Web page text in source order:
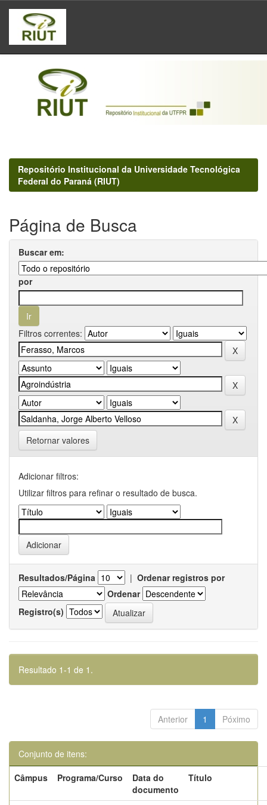
Skip
navigation
Repositório Institucional da Universidade Tecnológica
Federal do Paraná (RIUT)
Página de Busca
Buscar em:
por
Filtros correntes:
Retornar valores
Adicionar filtros:
Utilizar filtros para refinar o resultado de busca.
Resultados/Página | Ordenar registros por
Ordenar
Registro(s)
Resultado 1-1 de 1.
Anterior 1 Póximo
Conjunto de itens:
Câmpus
Programa/Curso
Data do
documento
Título